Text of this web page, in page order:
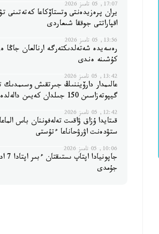
17:07, 05 تامىز 2026
يران پرەزيدەنتى وتستاۆكاعا كەتەتىنى
اقپاراتتى جوققا شىعاردى
13:56, 05 تامىز 2026
رەسەيدە شەتەلدىكتەرگە ارنالعان جاڭا
كۇشىنە ەندى
13:42, 05 تامىز 2026
عالىمدار دارۆيننىڭ جىرتقىش وسىمدىك
گيپوتەزاسىن 150 جىلدان كەيىن دالەلدەدى
12:42, 05 تامىز 2026
قىتايدا ۇزاق ۋاقىت تەلەفوننان باس
ستۋدەنت اۋرۋحاناعا ءتۇستى
10:06, 05 تامىز 2026
جاپونيادا
جۇمدى